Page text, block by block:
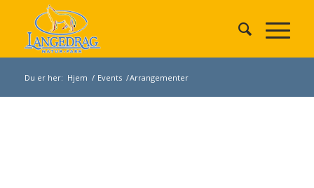
Du er her: Hjem / Events /Arrangementer